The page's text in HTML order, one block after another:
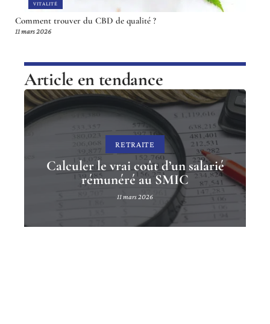
VITALITÉ
Comment trouver du CBD de qualité ?
11 mars 2026
Article en tendance
RETRAITE
Calculer le vrai coût d’un salarié
rémunéré au SMIC
11 mars 2026